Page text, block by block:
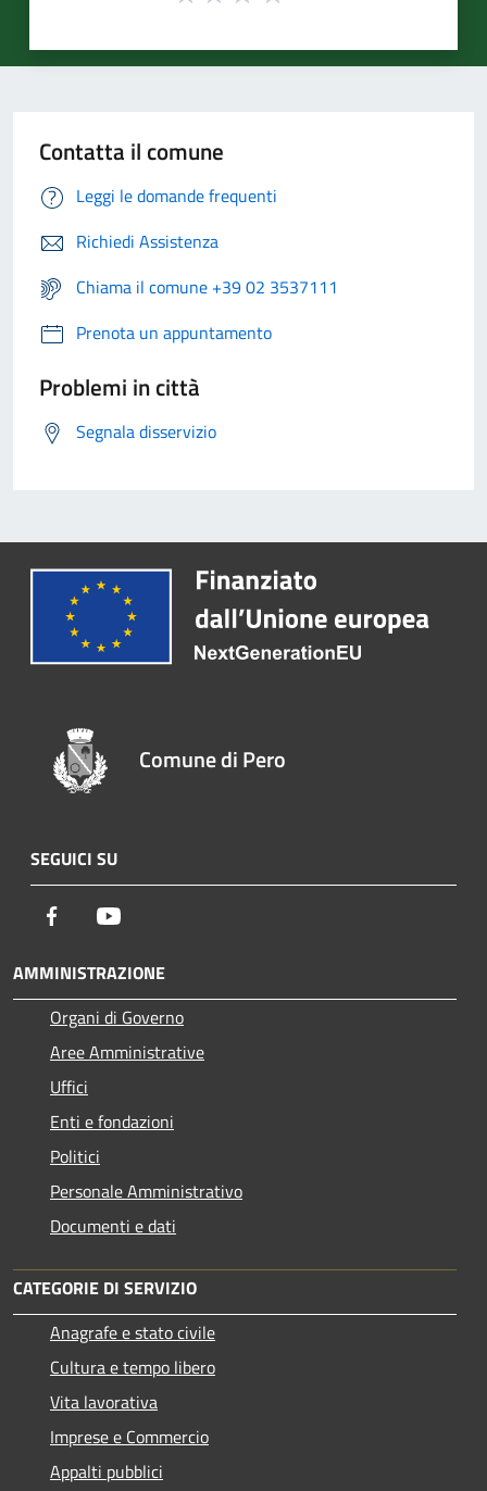
Contatta il comune
Leggi le domande frequenti
Richiedi Assistenza
Chiama il comune +39 02 3537111
Prenota un appuntamento
Problemi in città
Segnala disservizio
Comune di Pero
SEGUICI SU
Facebook
AMMINISTRAZIONE
Organi di Governo
Aree Amministrative
Uffici
Enti e fondazioni
Politici
Personale Amministrativo
Documenti e dati
CATEGORIE DI SERVIZIO
Anagrafe e stato civile
Cultura e tempo libero
Vita lavorativa
Imprese e Commercio
Appalti pubblici